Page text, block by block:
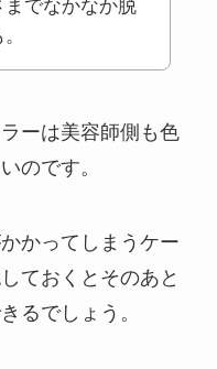
までなかなか脱
ーは美容師側も色
のです。
かってしまうケー
ておくとそのあと
るでしょう。